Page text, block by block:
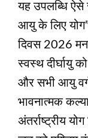
यह उपलब्धि ऐसे
आयु के लिए योग”
दिवस 2026
स्वस्थ दीर्घायु
और सभी आयु
भावनात्मक
अंतर्राष्ट्रीय